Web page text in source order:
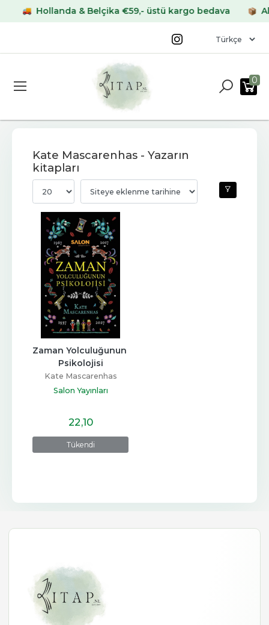
Hollanda & Belçika €59,- üstü kargo bedava
0
Kate Mascarenhas - Yazarın
kitapları
Tükendi
Zaman Yolculuğunun
Psikolojisi
Kate Mascarenhas
Salon Yayınları
22,10